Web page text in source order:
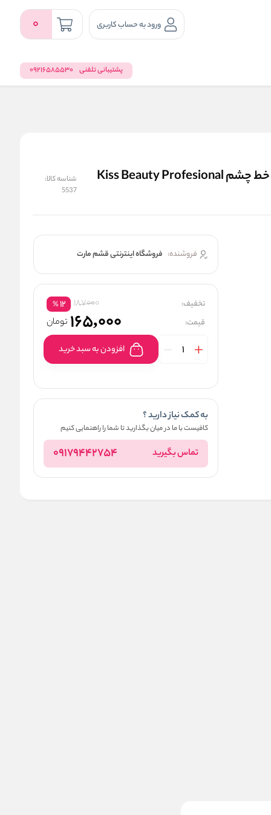
ورود به حساب کاربری 0
پشتیبانی تلفنی 09216585530
خط چشم Kiss Beauty 2in1 (ابرو + خط چشم) - ژل خط چشم Kiss Beauty Profesional
شناسه کالا:
5537
فروشنده: فروشگاه اینترنتی قشم مارت
تخفیف: 187000
12
%
قیمت: 165,000 تومان
افزودن به سبد خرید
به کمک نیاز دارید ؟
کافیست با ما در میان بگذارید تا شما را راهنمایی کنیم
تماس بگیرید 09179442754